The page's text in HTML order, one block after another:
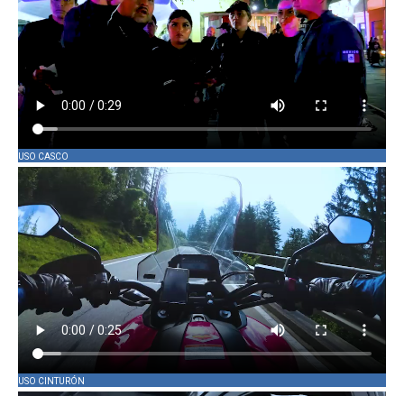
USO CASCO
USO CINTURÓN